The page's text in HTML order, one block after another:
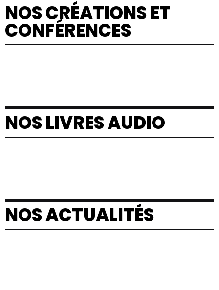
NOS CRÉATIONS ET
CONFÉRENCES
NOS LIVRES AUDIO
NOS ACTUALITÉS